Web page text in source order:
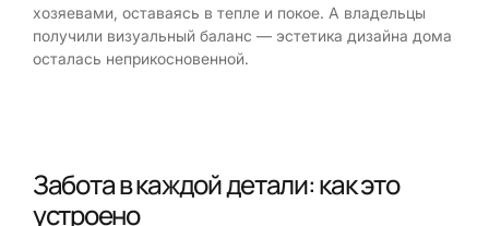
хозяевами, оставаясь в тепле и покое. А владельцы
получили визуальный баланс — эстетика дизайна дома
осталась неприкосновенной.
Забота в каждой детали: как это
устроено